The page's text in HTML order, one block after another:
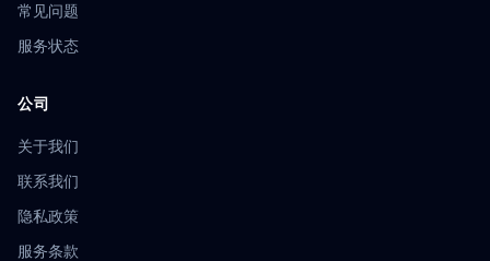
常见问题
服务状态
公司
关于我们
联系我们
隐私政策
服务条款